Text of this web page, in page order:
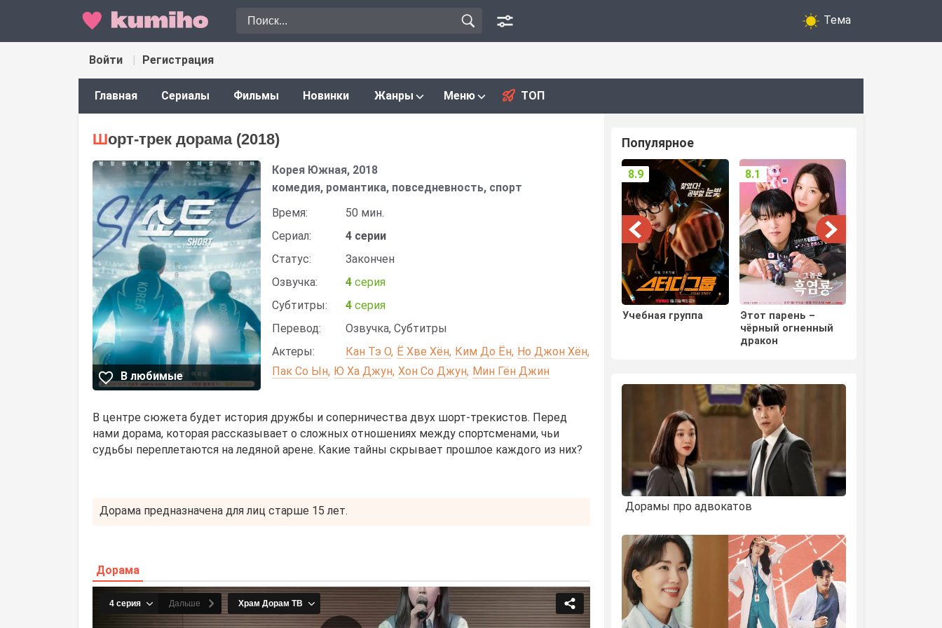
Тема
Войти Регистрация
Главная Сериалы Фильмы Новинки Жанры Меню ТОП
Шорт-трек дорама (2018)
В любимые
Корея Южная, 2018
комедия, романтика, повседневность, спорт
Время:
50 мин.
Сериал:
4 серии
Статус:
Закончен
Озвучка:
4 серия
Субтитры:
4 серия
Перевод:
Озвучка, Субтитры
Актеры:
Кан Тэ О Ё Хве Хён Ким До Ён Но Джон Хён
Пак Со Ын Ю Ха Джун Хон Со Джун Мин Гён Джин
В центре сюжета будет история дружбы и соперничества двух шорт-трекистов. Перед
нами дорама, которая рассказывает о сложных отношениях между спортсменами, чьи
судьбы переплетаются на ледяной арене. Какие тайны скрывает прошлое каждого из них?
Дорама предназначена для лиц старше 15 лет.
Дорама
Популярное
Учебная группа
8.9
Этот парень –
чёрный огненный
дракон
8.1
Дорамы про адвокатов